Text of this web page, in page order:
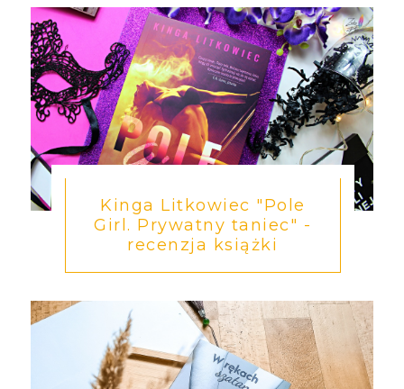
Kinga Litkowiec "Pole
Girl. Prywatny taniec" -
recenzja książki